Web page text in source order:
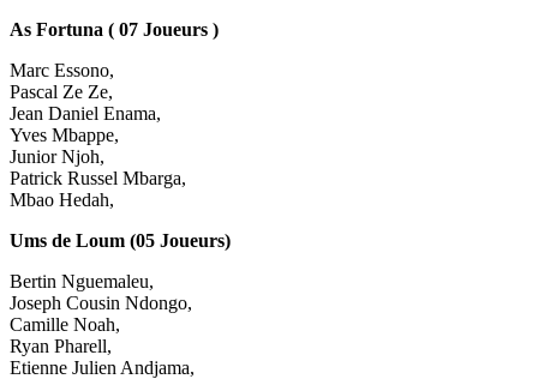
As Fortuna ( 07 Joueurs )
Marc Essono,
Pascal Ze Ze,
Jean Daniel Enama,
Yves Mbappe,
Junior Njoh,
Patrick Russel Mbarga,
Mbao Hedah,
Ums de Loum (05 Joueurs)
Bertin Nguemaleu,
Joseph Cousin Ndongo,
Camille Noah,
Ryan Pharell,
Etienne Julien Andjama,